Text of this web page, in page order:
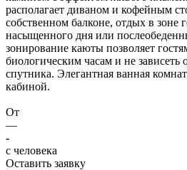
располагает диваном и кофейным
собственном балконе, отдых в зоне
насыщенного дня или
зонирование каюты позволяет
биологическим часам и не зависеть
спутника. Элегантная ванная
кабиной.
От
—
-
c человека
Оставить заявку